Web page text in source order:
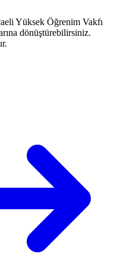
Yüksek Öğrenim Vakfı
dönüştürebilirsiniz.